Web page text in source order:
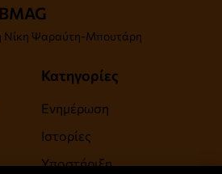
Νίκη Ψαραύτη-Μπουτάρη
Κατηγορίες
Ενημέρωση
Ιστορίες
Υποστήριξη